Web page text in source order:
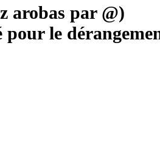
arobas par @)
pour le